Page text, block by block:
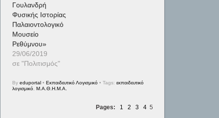
Γουλανδρή
Φυσικής Ιστορίας
Παλαιοντολογικό
Μουσείο
Ρεθύμνου»
29/06/2019
σε "Πολιτισμός"
Byeduportal • Εκπαιδευτικό Λογισμικό • Tags:εκπαιδευτικό
λογισμικό ,Μ.Α.Θ.Η.Μ.Α.
Pages: 1 2 3 4 5